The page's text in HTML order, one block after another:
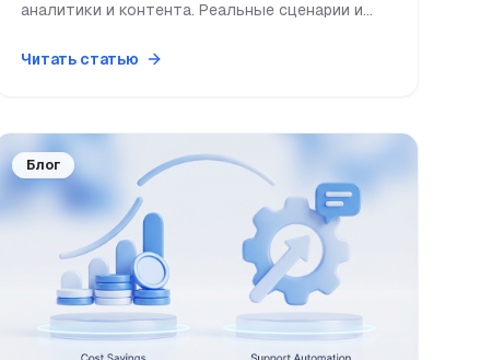
аналитики и контента. Реальные сценарии и
Читать статью
Блог